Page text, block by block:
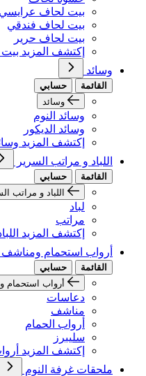
بيت لحاف عرايسي
بيت لحاف فندقي
بيت لحاف حرير
إكتشف المزيد
وسائد
القائمة
حسابي
وسائد
وسائد النوم
وسائد الديكور
إكتشف المزيد
اللباد و مراتب السرير
القائمة
حسابي
اللباد و مراتب
لباد
مراتب
إكتشف المزيد
أرواب استحمام ومناشف
القائمة
حسابي
أرواب استحمام
دعاسات
مناشف
أرواب الحمام
سليبرز
إكتشف المزيد
ملحقات غرفة النوم